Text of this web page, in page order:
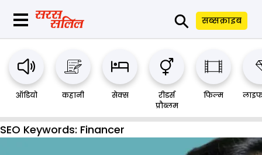
⚲ सब्सक्राइब
ऑडियो कहानी सेक्स
रीडर्स
प्रौब्लम
फिल्म
SEO Keywords: Financer